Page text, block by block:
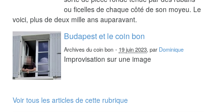
ou ficelles de chaque côté de son moyeu. Le
voici, plus de deux mille ans auparavant.
Budapest et le coin bon
Archives du coin bon - 19 juin 2023, par Dominique
Improvisation sur une image
Voir tous les articles de cette rubrique